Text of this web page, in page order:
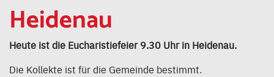
Heidenau
Heute ist die Eucharistiefeier 9.30 Uhr in Heidenau.
Die Kollekte ist für die Gemeinde bestimmt.